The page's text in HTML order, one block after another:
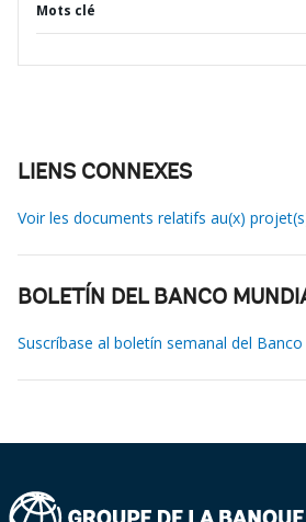
Mots clé
LIENS CONNEXES
Voir les documents relatifs au(x)
BOLETÍN DEL BANCO
Suscríbase al boletín semanal del